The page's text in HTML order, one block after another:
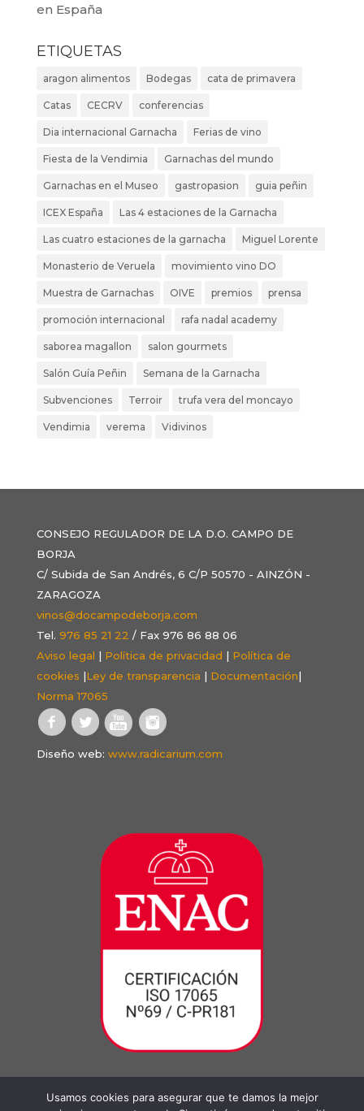
en España
ETIQUETAS
aragon alimentos Bodegas cata de primavera
Catas CECRV conferencias
Dia internacional Garnacha Ferias de vino
Fiesta de la Vendimia Garnachas del mundo
Garnachas en el Museo gastropasion guia peñin
ICEX España Las 4 estaciones de la Garnacha
Las cuatro estaciones de la garnacha Miguel Lorente
Monasterio de Veruela movimiento vino DO
Muestra de Garnachas OIVE premios prensa
promoción internacional rafa nadal academy
saborea magallon salon gourmets
Salón Guía Peñin Semana de la Garnacha
Subvenciones Terroir trufa vera del moncayo
Vendimia verema Vidivinos
CONSEJO REGULADOR DE LA D.O. CAMPO DE
BORJA
C/ Subida de San Andrés, 6 C/P 50570 - AINZÓN -
ZARAGOZA
vinos@docampodeborja.com
Tel. 976 85 21 22 / Fax 976 86 88 06
Aviso legal | Política de privacidad | Política de
cookies |Ley de transparencia | Documentación|
Norma 17065
Diseño web: www.radicarium.com
Usamos cookies para asegurar que te damos la mejor